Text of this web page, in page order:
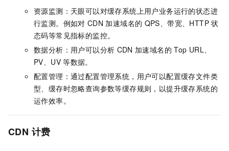
资源监测：天眼可以对缓存系统上用户业务运行的状态进
行监测。例如对 CDN 加速域名的 QPS、带宽、HTTP 状
态码等常见指标的监控。
数据分析：用户可以分析 CDN 加速域名的 Top URL、
PV、UV 等数据。
配置管理：通过配置管理系统，用户可以配置缓存文件类
型、缓存时忽略查询参数等缓存规则，以提升缓存系统的
运作效率。
CDN 计费